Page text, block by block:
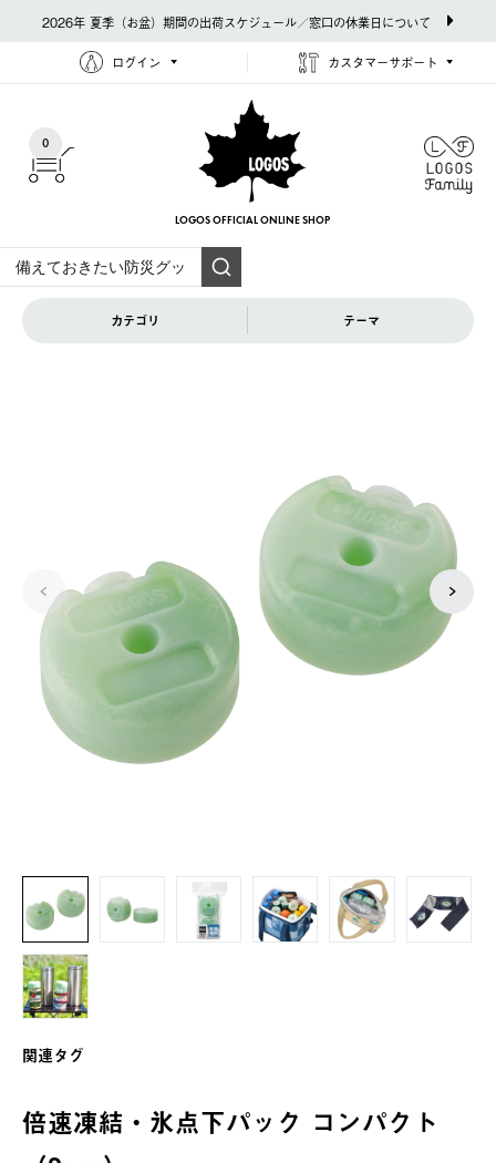
2026年 夏季（お盆）期間の出荷スケジュール／窓口の休業日について
ログイン カスタマーサポート
0
LOGOS OFFICIAL ONLINE SHOP
カテゴリ テーマ
関連タグ
倍速凍結・氷点下パック コンパクト